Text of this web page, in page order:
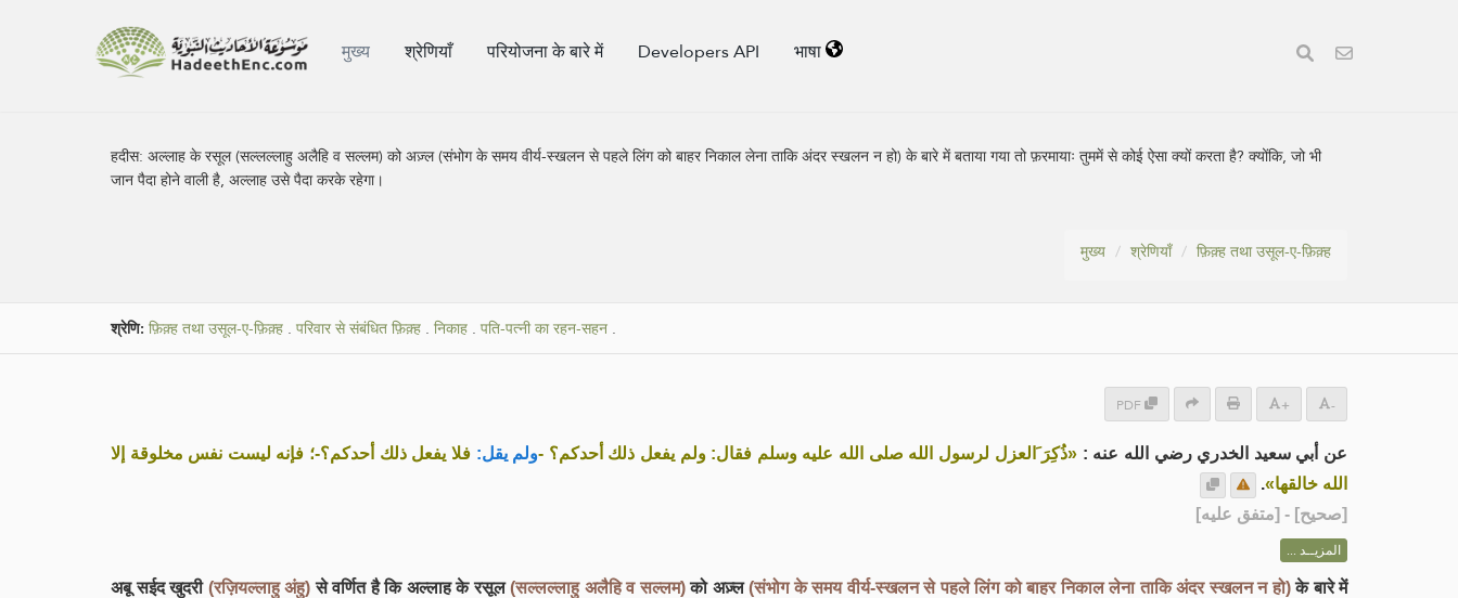
मुख्य श्रेणियाँ परियोजना के बारे में Developers API भाषा
हदीस:अल्लाह के रसूल (सल्लल्लाहु अलैहि व सल्लम) को अज़्ल (संभोग के समय वीर्य-स्खलन से पहले लिंग को बाहर निकाल लेना ताकि अंदर स्खलन न हो) के बारे में बताया गया तो फ़रमायाः तुममें से कोई ऐसा क्यों करता है? क्योंकि, जो भी
जान पैदा होने वाली है, अल्लाह उसे पैदा करके रहेगा।
मुख्य श्रेणियाँ फ़िक़्ह तथा उसूल-ए-फ़िक़्ह
श्रेणि: फ़िक़्ह तथा उसूल-ए-फ़िक़्ह . परिवार से संबंधित फ़िक़्ह . निकाह . पति-पत्नी का रहन-सहन .
PDF + -
عن أبي سعيد الخدري رضي الله عنه : «ذُكِرَ َالعزل لرسول الله صلى الله عليه وسلم فقال: ولم يفعل ذلك أحدكم؟ -ولم يقل: فلا يفعل ذلك أحدكم؟-؛ فإنه ليست نفس مخلوقة إلا
الله خالقها».
[صحيح] - [متفق عليه]
المزيــد ...
अबू सईद खुदरी (रज़ियल्लाहु अंहु) से वर्णित है कि अल्लाह के रसूल(सल्लल्लाहु अलैहि व सल्लम)को अज़्ल(संभोग के समय वीर्य-स्खलन से पहले लिंग को बाहर निकाल लेना ताकि अंदर स्खलन न हो)के बारे में